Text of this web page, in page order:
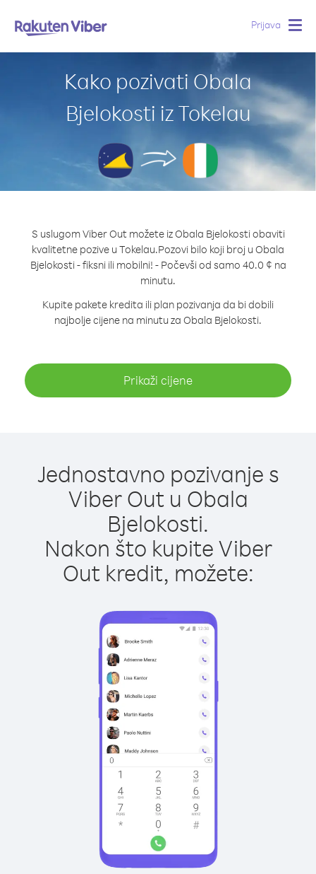
Prijava
Kako pozivati Obala
Bjelokosti iz Tokelau
S uslugom Viber Out možete iz Obala Bjelokosti obaviti
kvalitetne pozive u Tokelau.Pozovi bilo koji broj u Obala
Bjelokosti - fiksni ili mobilni! - Počevši od samo 40.0 ¢ na
minutu.
Kupite pakete kredita ili plan pozivanja da bi dobili
najbolje cijene na minutu za Obala Bjelokosti.
Prikaži cijene
Jednostavno pozivanje s
Viber Out u Obala
Bjelokosti.
Nakon što kupite Viber
Out kredit, možete: